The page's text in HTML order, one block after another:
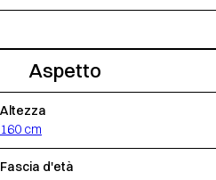
Aspetto
Altezza
160 cm
Fascia d'età